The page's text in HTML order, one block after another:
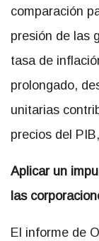
comparación
presión de las
tasa de
prolongado,
unitarias
precios del
Aplicar un
las
El informe de